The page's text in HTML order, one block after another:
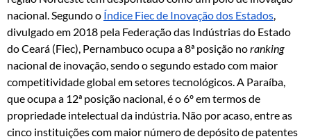
nacional. Segundo o Índice Fiec de Inovação dos Estados,
divulgado em 2018 pela Federação das Indústrias do Estado
do Ceará (Fiec), Pernambuco ocupa a 8ª posição noranking
nacional de inovação, sendo o segundo estado com maior
competitividade global em setores tecnológicos. A Paraíba,
que ocupa a 12ª posição nacional, é o 6º em termos de
propriedade intelectual da indústria. Não por acaso, entre as
cinco instituições com maior número de depósito de patentes